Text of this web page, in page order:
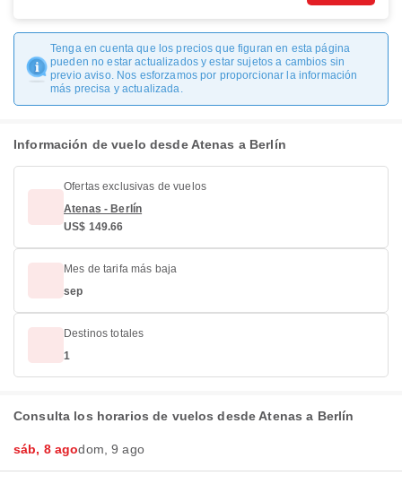
Tenga en cuenta que los precios que figuran en esta página
pueden no estar actualizados y estar sujetos a cambios sin
previo aviso. Nos esforzamos por proporcionar la información
más precisa y actualizada.
Información de vuelo desde Atenas a Berlín
Ofertas exclusivas de vuelos
Atenas - Berlín
US$ 149.66
Mes de tarifa más baja
sep
Destinos totales
1
Consulta los horarios de vuelos desde Atenas a Berlín
sáb, 8 agodom, 9 ago